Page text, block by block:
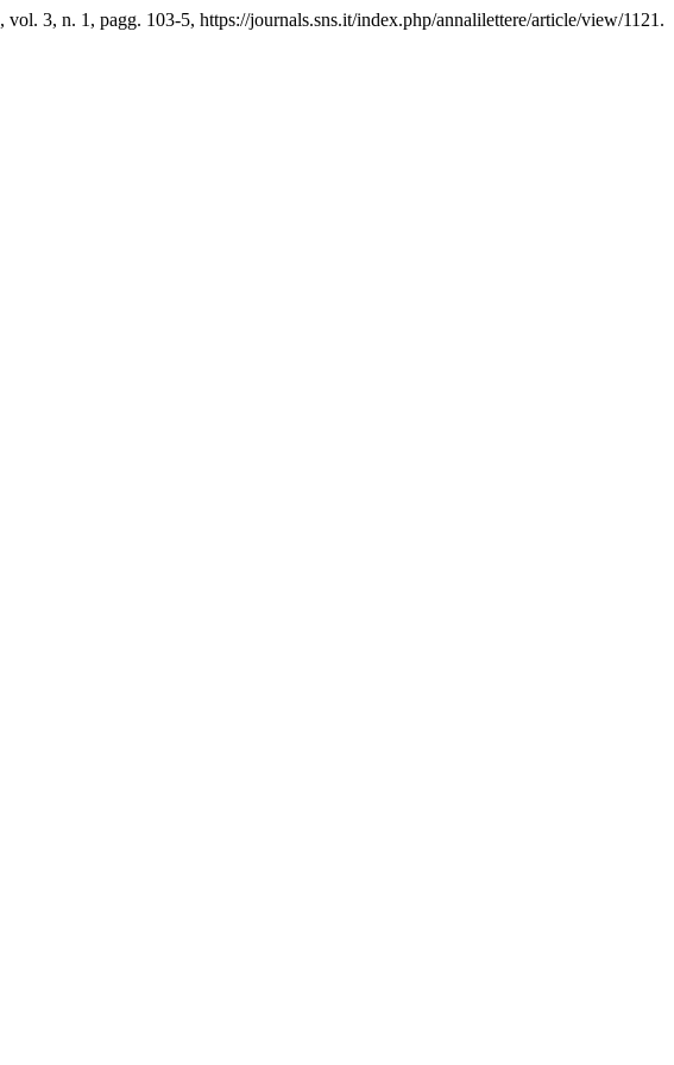
, vol. 3, n. 1, pagg. 103-5, https://journals.sns.it/index.php/annalilettere/article/view/1121.